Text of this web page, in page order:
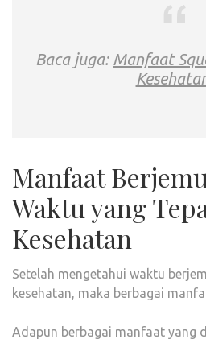
Baca juga: Manfaat
Manfaat
Waktu yang
Kesehatan
Setelah mengetahui waktu
kesehatan, maka berbagai
Adapun berbagai manfaat yang